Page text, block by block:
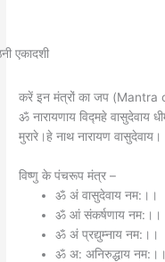
करें इन मंत्रों का जप (Mantra
ॐ नारायणाय विद्महे वासुदेवाय
मुरारे।हे नाथ नारायण
विष्णु के पंचरूप मंत्र –
ॐ अं वासुदेवाय नम:।।
ॐ आं संकर्षणाय नम:।।
ॐ अं प्रद्युम्नाय नम:।।
ॐ अ: अनिरुद्धाय नम:।।